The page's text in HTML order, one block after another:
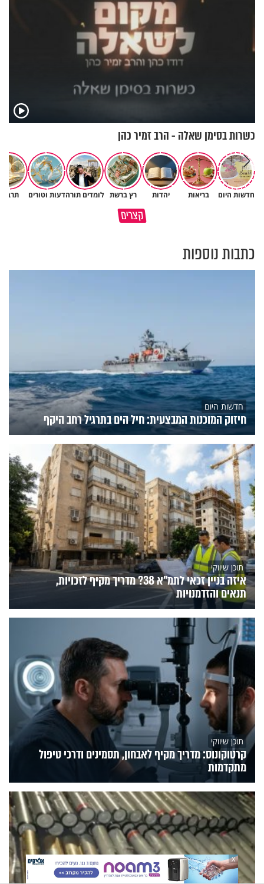
כשרות בסימן שאלה - הרב זמיר כהן
חדשות היום בריאות יהדות רץ ברשת לומדים תורהדעות וטורים
קצרים
כל קושי שחווית היה ניסיון לרומם
פגיעה עצמית וחרדות – איך
מכילים את זה? זוגיות במבחן,
כתבות נוספות
חדשות היום
חיזוק המוכנות המבצעית: חיל הים בתרגיל רחב היקף
תוכן שיווקי
איזה בניין זכאי לתמ"א 38? מדריך מקיף לזכויות,
תנאים והזדמנויות
תוכן שיווקי
קרטוקונוס: מדריך מקיף לאבחון, תסמינים ודרכי טיפול
מתקדמות
X